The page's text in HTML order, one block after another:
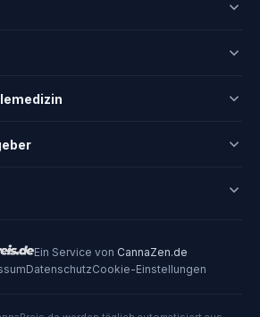
Ein Service von CannaZen.de
DatenschutzCookie-Einstellungen